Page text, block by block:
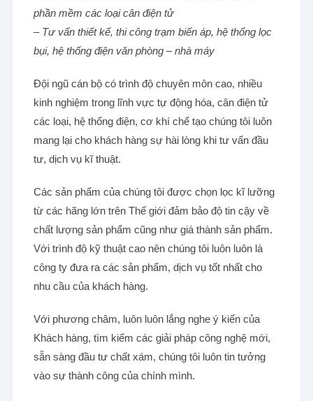
phần mềm các loại cân điện tử
– Tư vấn thiết kế, thi công trạm biến áp, hệ thống lọc
bụi, hệ thống điện văn phòng – nhà máy
Đội ngũ cán bộ có trình độ chuyên môn cao, nhiều
kinh nghiệm trong lĩnh vực tự động hóa, cân điện tử
các loại, hệ thống điện, cơ khí chế tạo chúng tôi luôn
mang lại cho khách hàng sự hài lòng khi tư vấn đầu
tư, dịch vụ kĩ thuật.
Các sản phẩm của chúng tôi được chọn lọc kĩ lưỡng
từ các hãng lớn trên Thế giới đảm bảo độ tin cậy về
chất lượng sản phẩm cũng như giá thành sản phẩm.
Với trình độ kỹ thuật cao nên chúng tôi luôn luôn là
công ty đưa ra các sản phẩm, dịch vụ tốt nhất cho
nhu cầu của khách hàng.
Với phương châm, luôn luôn lắng nghe ý kiến của
Khách hàng, tìm kiếm các giải pháp công nghệ mới,
sẵn sàng đầu tư chất xám, chúng tôi luôn tin tưởng
vào sự thành công của chính mình.